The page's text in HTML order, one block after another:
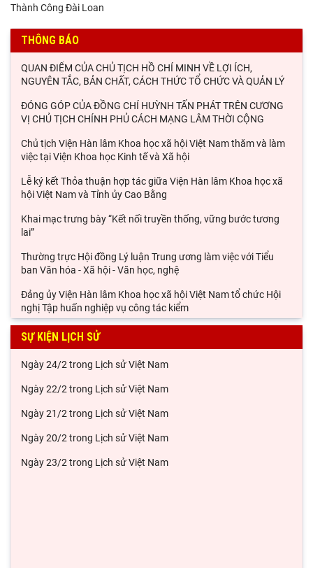
Thành Công Đài Loan
THÔNG BÁO
QUAN ĐIỂM CỦA CHỦ TỊCH HỒ CHÍ MINH VỀ LỢI ÍCH,
NGUYÊN TẮC, BẢN CHẤT, CÁCH THỨC TỔ CHỨC VÀ QUẢN LÝ
ĐÓNG GÓP CỦA ĐỒNG CHÍ HUỲNH TẤN PHÁT TRÊN CƯƠNG
VỊ CHỦ TỊCH CHÍNH PHỦ CÁCH MẠNG LÂM THỜI CỘNG
Chủ tịch Viện Hàn lâm Khoa học xã hội Việt Nam thăm và làm
việc tại Viện Khoa học Kinh tế và Xã hội
Lễ ký kết Thỏa thuận hợp tác giữa Viện Hàn lâm Khoa học xã
hội Việt Nam và Tỉnh ủy Cao Bằng
Khai mạc trưng bày “Kết nối truyền thống, vững bước tương
lai”
Thường trực Hội đồng Lý luận Trung ương làm việc với Tiểu
ban Văn hóa - Xã hội - Văn học, nghệ
Đảng ủy Viện Hàn lâm Khoa học xã hội Việt Nam tổ chức Hội
nghị Tập huấn nghiệp vụ công tác kiểm
Viện Sử học tham gia Hội thảo khoa học quốc gia "Danh nhân
văn hóa Lê Quý Đôn - Di sản và giá trị
Hội thảo khoa học quốc gia “Danh nhân văn hóa Lê Quý Đôn -
Di sản và giá trị thời đại”
Rà soát công tác chuẩn bị Hội thảo khoa học quốc gia "Danh
nhân văn hóa Lê Quý Đôn - Di sản và giá
SỰ KIỆN LỊCH SỬ
Ngày 19/3 trong Lịch sử Việt Nam
Ngày 28/2 trong Lịch sử Việt Nam
Ngày 27/2 trong Lịch sử Việt Nam
Ngày 26/2 trong Lịch sử Việt Nam
Ngày 25/2 trong Lịch sử Việt Nam